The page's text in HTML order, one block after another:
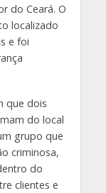
do Ceará. O
localizado
e foi
que dois
do local
grupo que
criminosa,
do
clientes e